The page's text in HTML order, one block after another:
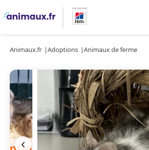
Animaux.fr Adoptions Animaux de ferme